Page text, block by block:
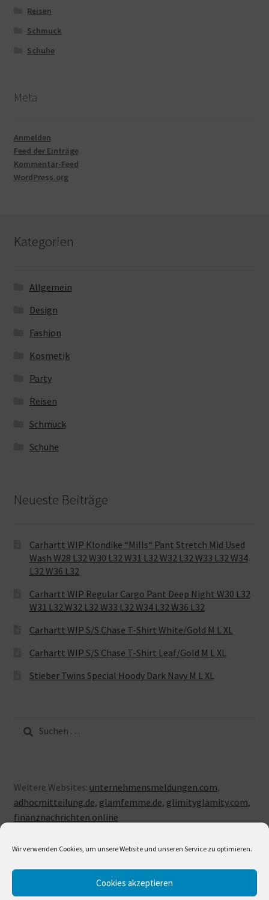
Wir verwenden Cookies, um unsere Website und unseren Service zu optimieren.
Cookies akzeptieren
Reisen
Schmuck
Schuhe
Meta
Anmelden
Feed der Einträge
Kommentar-Feed
WordPress.org
Kategorien
Allgemein
Design
Fashion
Kosmetik
Party
Reisen
Schmuck
Schuhe
Neueste Beiträge
Carhartt WIP Klondike “Mills“ Pant Stretch Mid Used
Wash W28 L32 W30 L32 W31 L32 W32 L32 W33 L32 W34
L32 W36 L32
Carhartt WIP Regular Cargo Pant Deep Night W30 L32
W31 L32 W32 L32 W33 L32 W34 L32 W36 L32
Carhartt WIP S/S Chase T-Shirt White/Gold M L XL
Carhartt WIP S/S Chase T-Shirt Leaf/Gold M L XL
Stieber Twins Special Hoody Dark Navy M L XL
Suche
nach:
Weitere Websites: unternehmensmeldungen.com,
adhocmitteilung.de, glamfemme.de, glimityglamity.com,
finanznachrichten.online
© LUXUSLOVE 2026